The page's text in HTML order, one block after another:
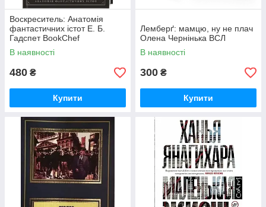
Воскреситель: Анатомія
фантастичних істот Е. Б.
Гадспет BookChef
В наявності
480 ₴
Купити
Лемберґ: мамцю, ну не плач
Олена Чернінька ВСЛ
В наявності
300 ₴
Купити